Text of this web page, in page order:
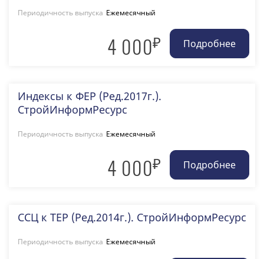
Периодичность выпуска Ежемесячный
4 000₽
Индексы к ФЕР (Ред.2017г.).
СтройИнформРесурс
Периодичность выпуска Ежемесячный
4 000₽
ССЦ к ТЕР (Ред.2014г.). СтройИнформРесурс
Периодичность выпуска Ежемесячный